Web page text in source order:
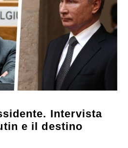
Intervista
e il destino